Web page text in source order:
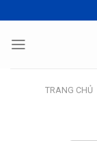
to
content
TRANG CHỦ